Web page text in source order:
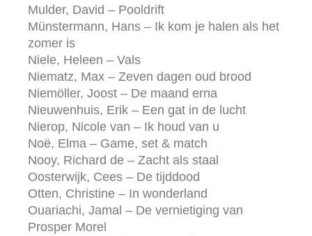
Mulder, David – Pooldrift
Münstermann, Hans – Ik kom je halen als het
zomer is
Niele, Heleen – Vals
Niematz, Max – Zeven dagen oud brood
Niemöller, Joost – De maand erna
Nieuwenhuis, Erik – Een gat in de lucht
Nierop, Nicole van – Ik houd van u
Noë, Elma – Game, set & match
Nooy, Richard de – Zacht als staal
Oosterwijk, Cees – De tijddood
Otten, Christine – In wonderland
Ouariachi, Jamal – De vernietiging van
Prosper Morel